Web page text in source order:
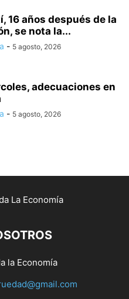
16 años después de la
se nota la...
- 5 agosto, 2026
adecuaciones en
- 5 agosto, 2026
la Economía